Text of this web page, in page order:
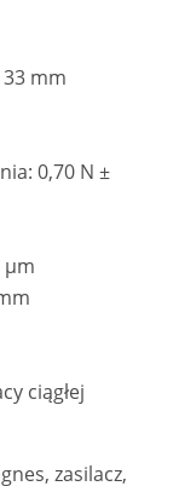
mm
0,70 N ±
ciągłej
zasilacz,